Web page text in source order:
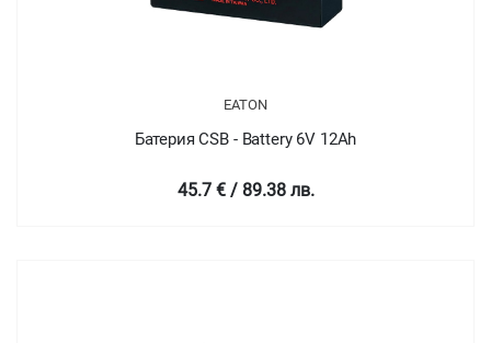
EATON
Батерия CSB - Battery 6V 12Ah
45.7 € / 89.38 лв.